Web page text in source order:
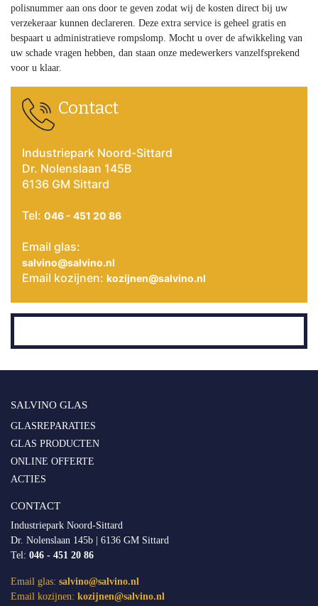
polisnummer aan ons door te geven zodat wij de kosten direct bij uw
verzekeraar kunnen declareren. Deze extra service is geheel gratis en
bespaart u administratieve rompslomp. Mocht u over de afwikkeling van
uw schade vragen hebben, dan staan onze medewerkers vanzelfsprekend
voor u klaar.
Contact
Industriepark Noord-Sittard
Dr. Nolenslaan 145B
6136 GM Sittard
Tel: 046 - 451 20 86
Email glas:
salvino@salvino.nl
Email kozijnen: kozijnen@salvino.nl
SALVINO GLAS
GLASREPARATIES
GLAS PRODUCTEN
ONLINE OFFERTE
ACTIES
CONTACT
Industriepark Noord-Sittard
Dr. Nolenslaan 145b | 6136 GM Sittard
Tel: 046 - 451 20 86
Email glas: salvino@salvino.nl
Email kozijnen: kozijnen@salvino.nl